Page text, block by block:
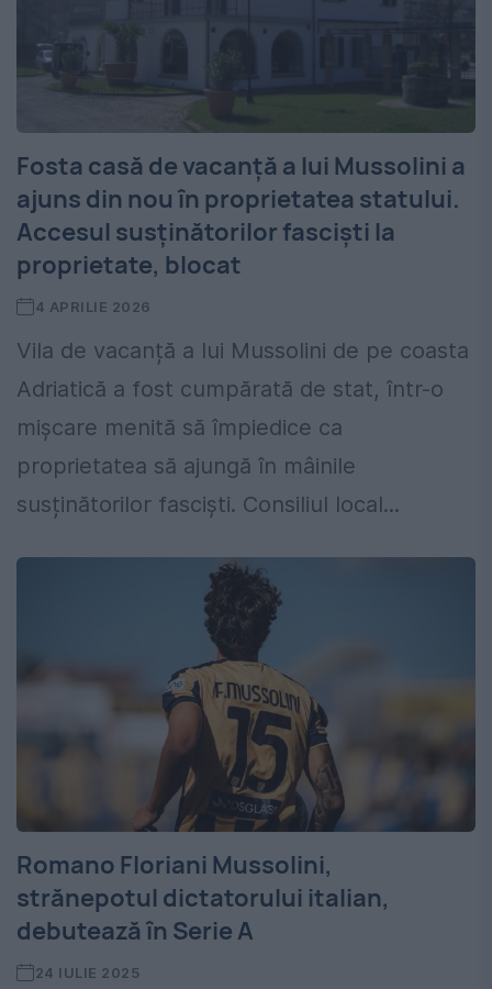
Fosta casă de vacanță a lui Mussolini a
ajuns din nou în proprietatea statului.
Accesul susținătorilor fasciști la
proprietate, blocat
4 APRILIE 2026
Vila de vacanță a lui Mussolini de pe coasta
Adriatică a fost cumpărată de stat, într-o
mișcare menită să împiedice ca
proprietatea să ajungă în mâinile
susținătorilor fasciști. Consiliul local...
Romano Floriani Mussolini,
strănepotul dictatorului italian,
debutează în Serie A
24 IULIE 2025